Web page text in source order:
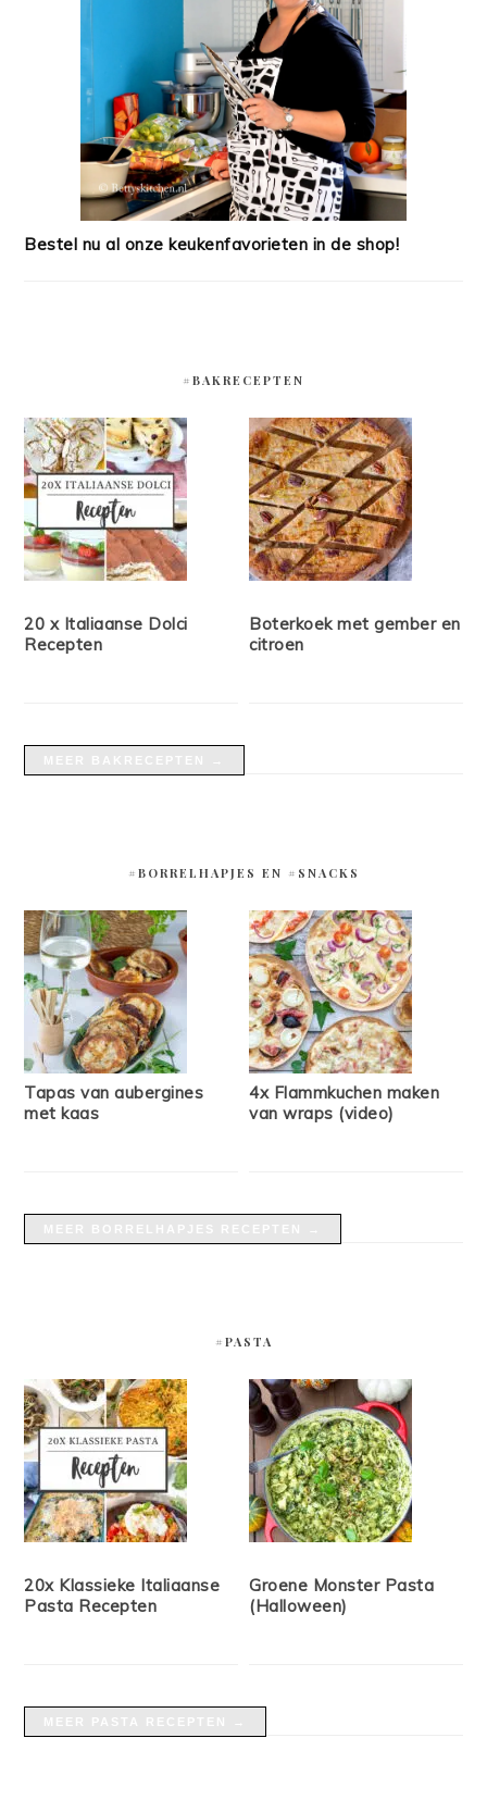
Bestel nu al onze keukenfavorieten in de shop!
#BAKRECEPTEN
20 x Italiaanse Dolci
Recepten
Boterkoek met gember en
citroen
#BORRELHAPJES EN #SNACKS
Tapas van aubergines
met kaas
4x Flammkuchen maken
van wraps (video)
#PASTA
20x Klassieke Italiaanse
Pasta Recepten
Groene Monster Pasta
(Halloween)